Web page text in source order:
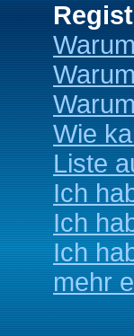
Wie
Liste
Ich
Ich
Ich
mehr